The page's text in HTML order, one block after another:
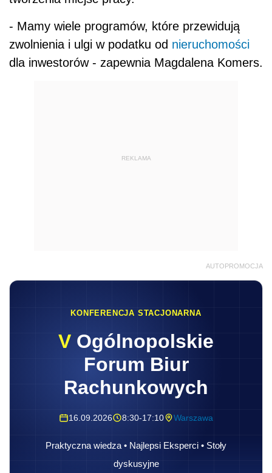
- Mamy wiele programów, które przewidują
zwolnienia i ulgi w podatku od nieruchomości
dla inwestorów - zapewnia Magdalena Komers.
REKLAMA
AUTOPROMOCJA
KONFERENCJA STACJONARNA
V Ogólnopolskie
Forum Biur
Rachunkowych
16.09.2026 8:30-17:10 Warszawa
Praktyczna wiedza • Najlepsi Eksperci • Stoły
dyskusyjne